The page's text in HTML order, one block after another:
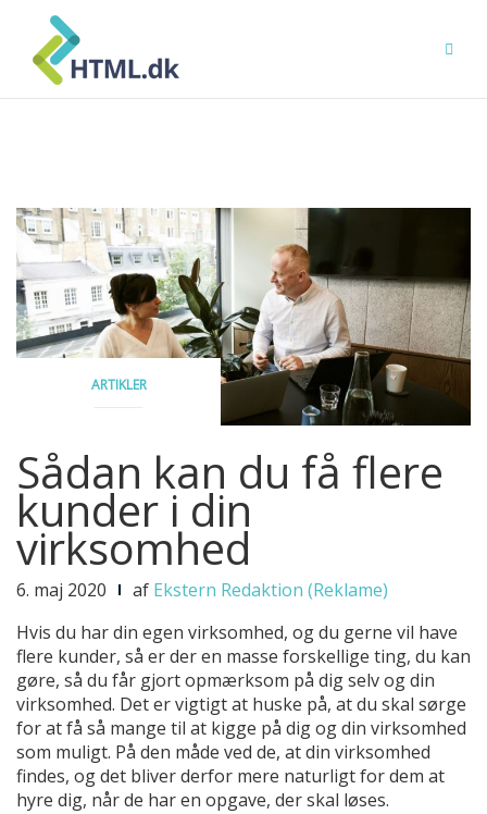
content
ARTIKLER
Sådan kan du få flere
kunder i din
virksomhed
6. maj 2020 af Ekstern Redaktion (Reklame)
Hvis du har din egen virksomhed, og du gerne vil have
flere kunder, så er der en masse forskellige ting, du kan
gøre, så du får gjort opmærksom på dig selv og din
virksomhed. Det er vigtigt at huske på, at du skal sørge
for at få så mange til at kigge på dig og din virksomhed
som muligt. På den måde ved de, at din virksomhed
findes, og det bliver derfor mere naturligt for dem at
hyre dig, når de har en opgave, der skal løses.